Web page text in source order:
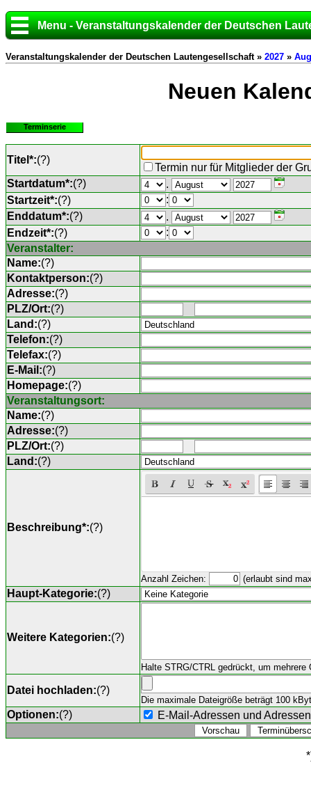
Menu - Veranstaltungskalender der Deutschen
Veranstaltungskalender der Deutschen Lautengesellschaft » 2027 »
Neuen
Terminserie
Titel*:(?)
Termin nur für Mitglieder der
Startdatum*:(?)
.
Startzeit*:(?)
:
Enddatum*:(?)
.
Endzeit*:(?)
:
Veranstalter:
Name:(?)
Kontaktperson:(?)
Adresse:(?)
PLZ/Ort:(?)
Land:(?)
Telefon:(?)
Telefax:(?)
E-Mail:(?)
Homepage:(?)
Veranstaltungsort:
Name:(?)
Adresse:(?)
PLZ/Ort:(?)
Land:(?)
Beschreibung*:(?)
Anzahl Zeichen: (erlaubt sind
Haupt-Kategorie:(?)
Weitere Kategorien:(?)
Halte STRG/CTRL gedrückt, um mehrere
Datei hochladen:(?)
Die maximale Dateigröße beträgt 100
Optionen:(?) E-Mail-Adressen und